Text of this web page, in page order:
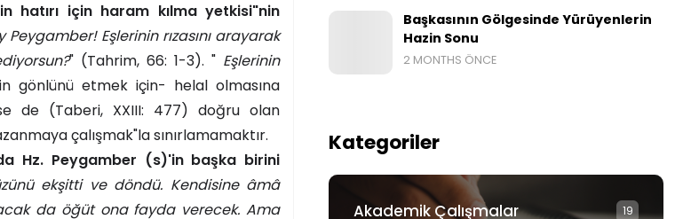
hatırı için haram kılma yetkisi"nin
Peygamber! Eşlerinin rızasını arayarak
" (Tahrim, 66: 1-3). " Eşlerinin
gönlünü etmek için- helal olmasına
de (Taberi, XXIII: 477) doğru olan
çalışmak"la sınırlamamaktır.
Hz. Peygamber (s)'in başka birini
ekşitti ve döndü. Kendisine âmâ
da öğüt ona fayda verecek. Ama
Başkasının Gölgesinde Yürüyenlerin
Hazin Sonu
2 MONTHS ÖNCE
Kategoriler
Akademik Çalışmalar 19